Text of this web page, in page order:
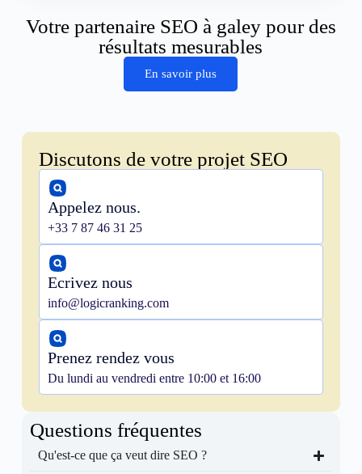
Votre partenaire SEO à galey pour des
résultats mesurables
En savoir plus
Discutons de votre projet SEO
Appelez nous.
+33 7 87 46 31 25
Ecrivez nous
info@logicranking.com
Prenez rendez vous
Du lundi au vendredi entre 10:00 et 16:00
Questions fréquentes
Qu'est-ce que ça veut dire SEO ?